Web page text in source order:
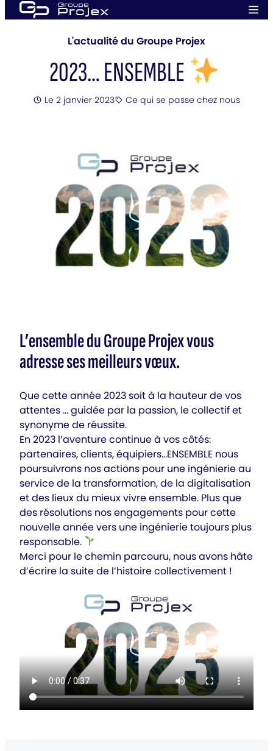
Aller
au
L'actualité du Groupe Projex
2023… ENSEMBLE
Posté
Le 2 janvier 2023Catégorie
Ce qui se passe chez nous
L’ensemble du Groupe Projex vous
adresse ses meilleurs vœux.
Que cette année 2023 soit à la hauteur de vos
attentes … guidée par la passion, le collectif et
synonyme de réussite.
En 2023 l’aventure continue à vos côtés:
partenaires, clients, équipiers…ENSEMBLE nous
poursuivrons nos actions pour une ingénierie au
service de la transformation, de la digitalisation
et des lieux du mieux vivre ensemble. Plus que
des résolutions nos engagements pour cette
nouvelle année vers une ingénierie toujours plus
responsable.
Merci pour le chemin parcouru, nous avons hâte
d’écrire la suite de l’histoire collectivement !